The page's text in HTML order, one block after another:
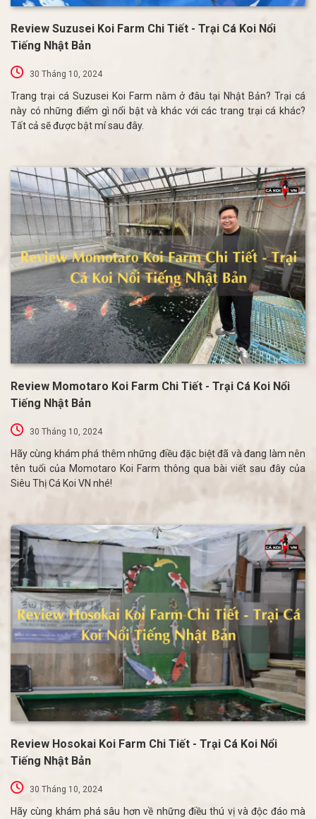
Review Suzusei Koi Farm Chi Tiết - Trại Cá Koi Nổi
Tiếng Nhật Bản
30 Tháng 10, 2024
Trang trại cá Suzusei Koi Farm nằm ở đâu tại Nhật Bản? Trại cá
này có những điểm gì nổi bật và khác với các trang trại cá khác?
Tất cả sẽ được bật mí sau đây.
Review Momotaro Koi Farm Chi Tiết - Trại Cá Koi Nổi
Tiếng Nhật Bản
30 Tháng 10, 2024
Hãy cùng khám phá thêm những điều đặc biệt đã và đang làm nên
tên tuổi của Momotaro Koi Farm thông qua bài viết sau đây của
Siêu Thị Cá Koi VN nhé!
Review Hosokai Koi Farm Chi Tiết - Trại Cá Koi Nổi
Tiếng Nhật Bản
30 Tháng 10, 2024
Hãy cùng khám phá sâu hơn về những điều thú vị và độc đáo mà